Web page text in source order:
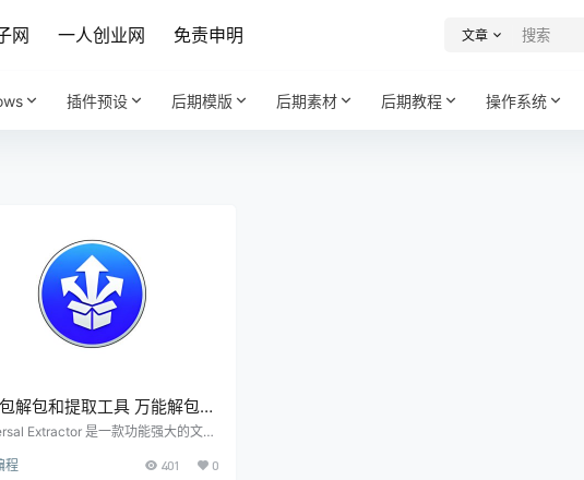
网 一人创业网 免责申明 文章
插件预设 后期模版 后期素材 后期教程 操作系统
解包和提取工具 万能解包
Extractor v1.6.1.2035
Extractor 是一款功能强大的文件
。它支持的格式不局限于传统的压缩
程 401 0